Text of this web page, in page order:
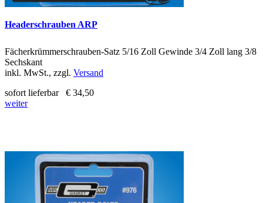
Headerschrauben ARP
Fächerkrümmerschrauben-Satz 5/16 Zoll Gewinde 3/4 Zoll lang 3/8
Sechskant
inkl. MwSt., zzgl. Versand
sofort lieferbar
€ 34,50
weiter